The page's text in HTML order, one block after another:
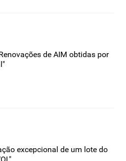
de AIM obtidas por
excepcional de um lote do